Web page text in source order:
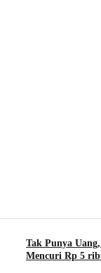
Tak Punya
Mencuri Rp 5